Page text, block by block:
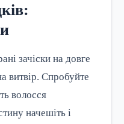
зачіски на довге
витвір. Спробуйте
волосся
начешіть і